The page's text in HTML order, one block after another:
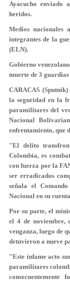
Ayacucho enviado
heridos.
Medios nacionales
integrantes de la
(ELN).
Gobierno
muerte de 3 guardias
CARACAS
la seguridad en la
paramilitares del
Nacional
enfrentamiento, que
"El delito
Colombia, es
con fuerza por la
ser erradicados
señala el
Nacional en su
Por su parte, el
el 4 de noviembre,
venganza, luego de
detuvieron a nueve
"Este infame acto
paramilitares